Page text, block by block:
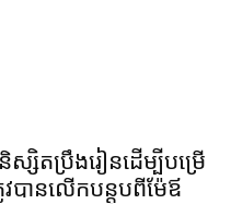
ត​ប្រឹងរៀន​ដើម្បី​បម្រើ​
វ​បាន​លើក​បន្តុប​ពី​ម៉ែឪ